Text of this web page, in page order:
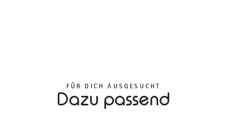
FÜR DICH AUSGESUCHT
Dazu passend